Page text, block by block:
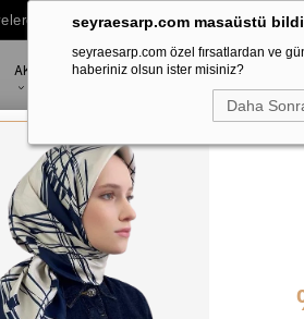
seyraesarp.com masaüstü
seyraesarp.com özel fırsatlardan ve
haberiniz olsun ister misiniz?
Daha
Özel Sepette%10 EKSTRA İNDİRİM
AKSESUARMARKALAR
60910 - 1 - 0001 Siyah Çiçek Desen